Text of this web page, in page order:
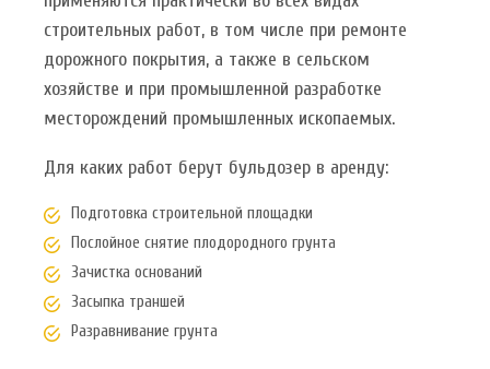
строительных работ, в том числе при ремонте
дорожного покрытия, а также в сельском
хозяйстве и при промышленной разработке
месторождений промышленных ископаемых.
Для каких работ берут бульдозер в аренду:
Подготовка строительной площадки
Послойное снятие плодородного грунта
Зачистка оснований
Засыпка траншей
Разравнивание грунта